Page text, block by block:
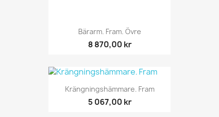
Bärarm. Fram. Övre
8 870,00 kr
Krängningshämmare. Fram
5 067,00 kr